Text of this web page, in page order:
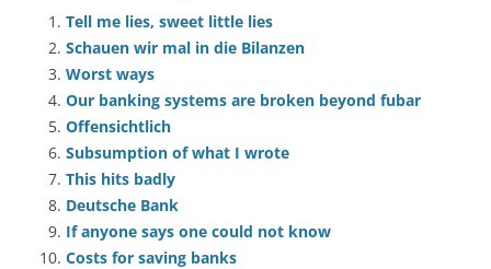
Tell me lies, sweet little lies
Schauen wir mal in die Bilanzen
Worst ways
Our banking systems are broken beyond fubar
Offensichtlich
Subsumption of what I wrote
This hits badly
Deutsche Bank
If anyone says one could not know
Costs for saving banks